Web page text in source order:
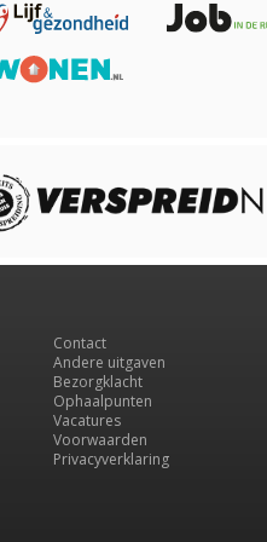
Contact
Andere uitgaven
Bezorgklacht
Ophaalpunten
Vacatures
Voorwaarden
Privacyverklaring